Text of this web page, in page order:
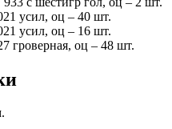
усил, оц – 40 шт.
усил, оц – 16 шт.
гроверная, оц – 48 шт.